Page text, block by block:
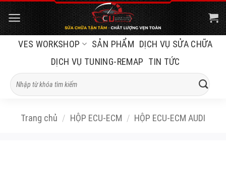
Bỏ
qua
nội
VES WORKSHOP SẢN PHẨM DỊCH VỤ SỬA CHỮA
DỊCH VỤ TUNING-REMAP TIN TỨC
Tìm
kiếm:
Trang chủ / HỘP ECU-ECM / HỘP ECU-ECM AUDI